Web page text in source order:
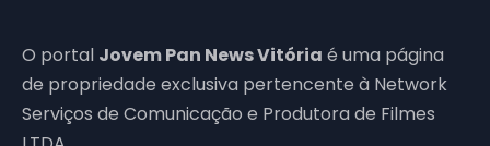
O portal Jovem Pan News Vitória é uma página
de propriedade exclusiva pertencente à Network
Serviços de Comunicação e Produtora de Filmes